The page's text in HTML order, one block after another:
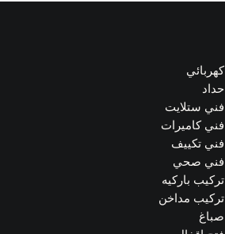
كهربائي
حداد
فني ستلايت
فني كاميرات
فني تكييف
فني صحي
تركيب باركيه
تركيب مداخن
صباغ